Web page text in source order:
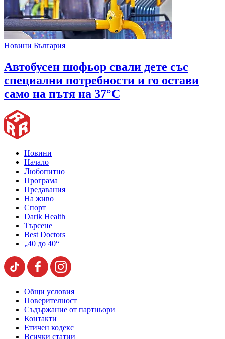
Новини България
Автобусен шофьор свали дете със
специални потребности и го остави
само на пътя на 37°C
Новини
Начало
Любопитно
Програма
Предавания
На живо
Спорт
Darik Health
Търсене
Best Doctors
„40 до 40“
Общи условия
Поверителност
Съдържание от партньори
Контакти
Етичен кодекс
Всички статии